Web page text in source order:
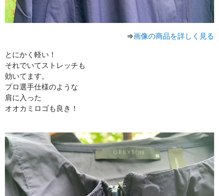
⇒画像の商品を詳しく見る
とにかく軽い！
それでいてストレッチも
効いてます。
プロ選手仕様のような
肩に入った
オオカミロゴも良き！